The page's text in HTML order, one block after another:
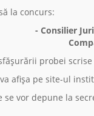
la concurs:
- Consilier
probei
afișa pe site-ul
se vor depune la